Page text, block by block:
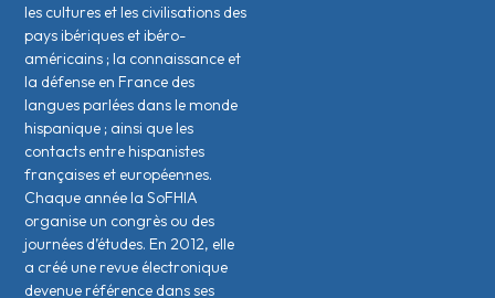
les cultures et les civilisations des
pays ibériques et ibéro-
américains ; la connaissance et
la défense en France des
langues parlées dans le monde
hispanique ; ainsi que les
contacts entre hispanistes
français·es et européen·nes.
Chaque année la SoFHIA
organise un congrès ou des
journées d’études. En 2012, elle
a créé une revue électronique
devenue référence dans ses